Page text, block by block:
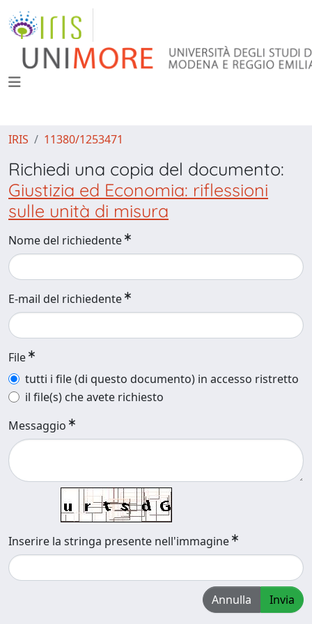
IRIS 11380/1253471
Richiedi una copia del documento:
Giustizia ed Economia: riflessioni
sulle unità di misura
Nome del richiedente
E-mail del richiedente
File
tutti i file (di questo documento) in accesso ristretto
il file(s) che avete richiesto
Messaggio
Inserire la stringa presente nell'immagine
Annulla Invia